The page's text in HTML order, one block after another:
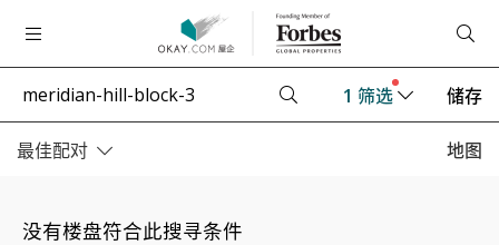
1 筛选 储存
最佳配对 地图
没有楼盘符合此搜寻条件